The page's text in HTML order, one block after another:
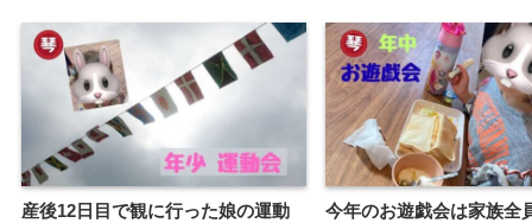
産後12日目で観に行った娘の運動
今年のお遊戯会は家族全